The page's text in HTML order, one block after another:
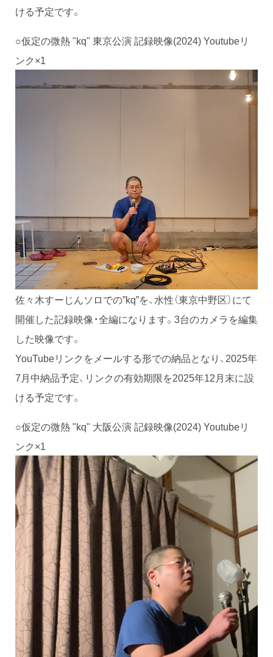
ける予定です。
○仮定の微熱 "kq" 東京公演 記録映像(2024) Youtubeリ
ンク×1
佐々木すーじんソロでの”kq”を、水性（東京中野区）にて
開催した記録映像・全編になります。3台のカメラを編集
した映像です。
YouTubeリンクをメールする形での納品となり、2025年
7月中納品予定、リンクの有効期限を2025年12月末に設
ける予定です。
○仮定の微熱 "kq" 大阪公演 記録映像(2024) Youtubeリ
ンク×1